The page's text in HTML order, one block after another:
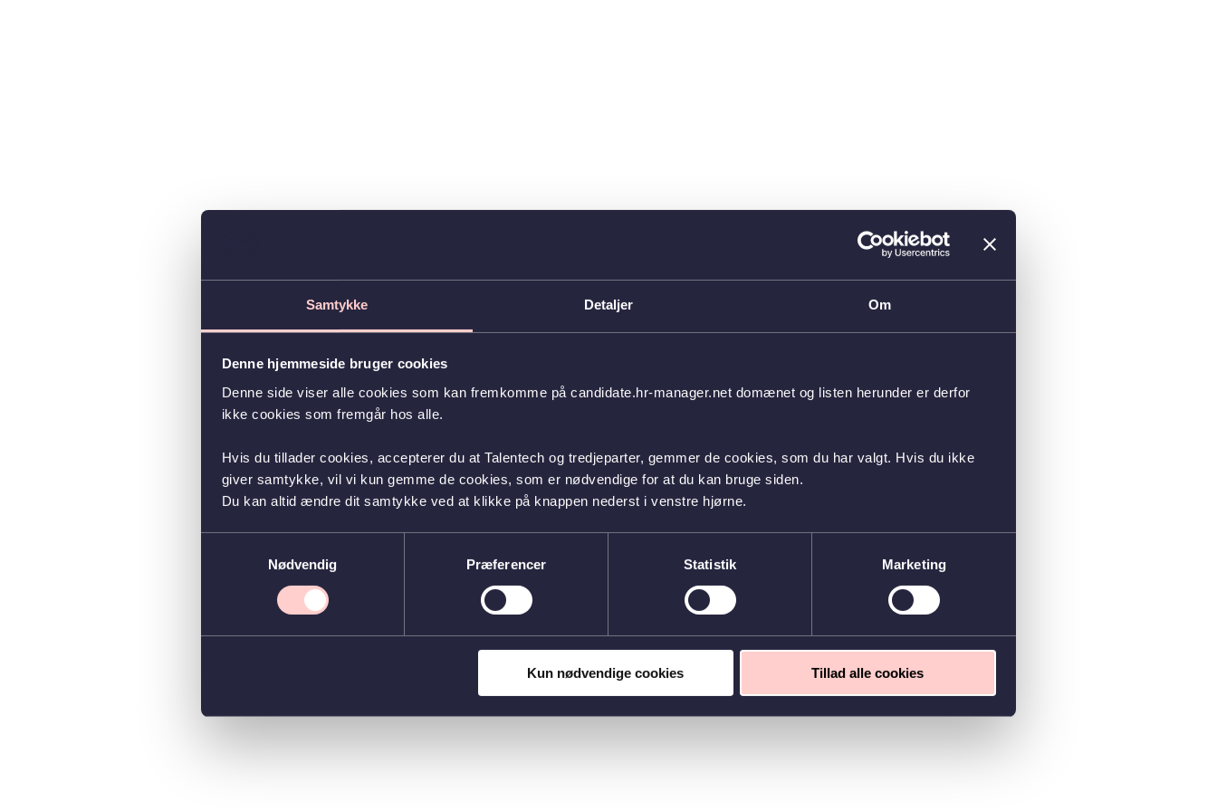
Samtykke Detaljer Om
Denne hjemmeside bruger cookies
Denne side viser alle cookies som kan fremkomme på candidate.hr-manager.net domænet og listen herunder er derfor
ikke cookies som fremgår hos alle.
Hvis du tillader cookies, accepterer du at Talentech og tredjeparter, gemmer de cookies, som du har valgt. Hvis du ikke
giver samtykke, vil vi kun gemme de cookies, som er nødvendige for at du kan bruge siden.
Du kan altid ændre dit samtykke ved at klikke på knappen nederst i venstre hjørne.
Nødvendig
Præferencer Statistik Marketing
Kun nødvendige cookies Tillad alle cookies